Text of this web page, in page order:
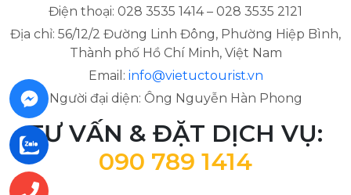
Điện thoại: 028 3535 1414 – 028 3535 2121
Địa chỉ: 56/12/2 Đường Linh Đông, Phường Hiệp Bình,
Thành phố Hồ Chí Minh, Việt Nam
Email: info@vietuctourist.vn
Người đại diện: Ông Nguyễn Hàn Phong
TƯ VẤN & ĐẶT DỊCH VỤ:
090 789 1414